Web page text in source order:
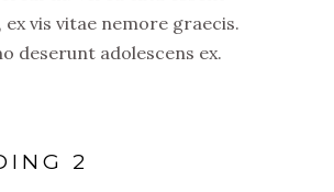
ex vis vitae nemore graecis.
deserunt adolescens ex.
2